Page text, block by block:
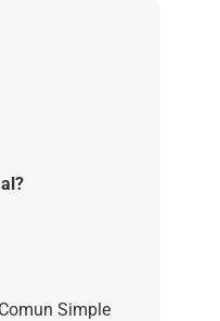
Simple